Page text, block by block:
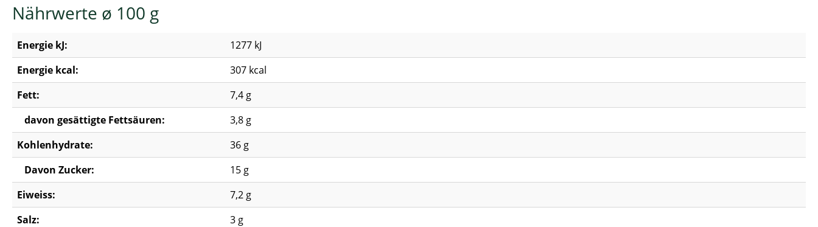
Nährwerte ø 100 g
Energie kJ:
1277 kJ
Energie kcal:
307 kcal
Fett:
7,4 g
davon gesättigte Fettsäuren:
3,8 g
Kohlenhydrate:
36 g
Davon Zucker:
15 g
Eiweiss:
7,2 g
Salz:
3 g